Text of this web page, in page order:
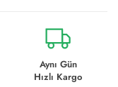
Aynı Gün
Hızlı Kargo